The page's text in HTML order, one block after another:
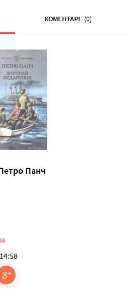
КОМЕНТАРІ (0)
Панч